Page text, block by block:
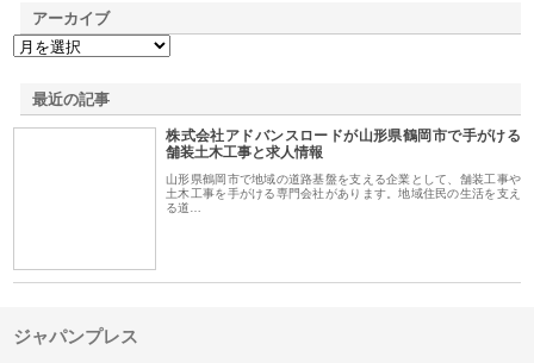
アーカイブ
最近の記事
株式会社アドバンスロードが山形県鶴岡市で手がける
舗装土木工事と求人情報
山形県鶴岡市で地域の道路基盤を支える企業として、舗装工事や
土木工事を手がける専門会社があります。地域住民の生活を支え
る道…
ジャパンプレス